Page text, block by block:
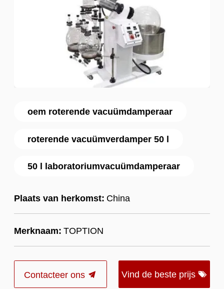
oem roterende vacuümdamperaar
roterende vacuümverdamper 50 l
50 l laboratoriumvacuümdamperaar
Plaats van herkomst: China
Merknaam: TOPTION
Contacteer ons Vind de beste prijs